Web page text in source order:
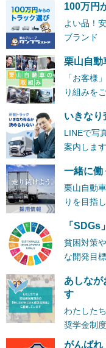
100万円
よい品！
ブランド
栗山自動
「お客様
り組みを
いきな
LINEで写
案内します
一緒に働
栗山自動
りを目指
「SDGs
貧困対策
な開発目
あしなが
す
わたした
奨学金制
がんばれ